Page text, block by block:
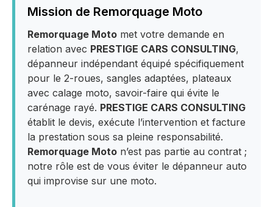
Mission de Remorquage Moto
Remorquage Moto met votre demande en
relation avec PRESTIGE CARS CONSULTING,
dépanneur indépendant équipé spécifiquement
pour le 2-roues, sangles adaptées, plateaux
avec calage moto, savoir-faire qui évite le
carénage rayé. PRESTIGE CARS CONSULTING
établit le devis, exécute l’intervention et facture
la prestation sous sa pleine responsabilité.
Remorquage Moto n’est pas partie au contrat ;
notre rôle est de vous éviter le dépanneur auto
qui improvise sur une moto.